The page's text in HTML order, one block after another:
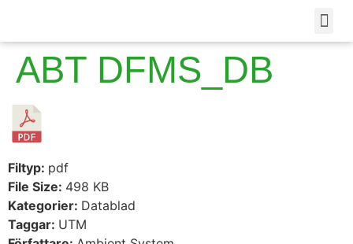
ABT DFMS_DB
Filtyp: pdf
File Size: 498 KB
Kategorier: Datablad
Taggar: UTM